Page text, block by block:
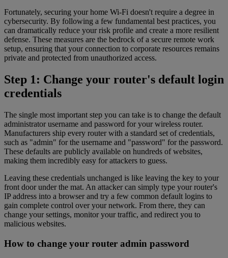
Fortunately, securing your home Wi-Fi doesn't require a degree in
cybersecurity. By following a few fundamental best practices, you
can dramatically reduce your risk profile and create a more resilient
defense. These measures are the bedrock of a secure remote work
setup, ensuring that your connection to corporate resources remains
private and protected from unauthorized access.
Step 1: Change your router's default login
credentials
The single most important step you can take is to change the default
administrator username and password for your wireless router.
Manufacturers ship every router with a standard set of credentials,
such as "admin" for the username and "password" for the password.
These defaults are publicly available on hundreds of websites,
making them incredibly easy for attackers to guess.
Leaving these credentials unchanged is like leaving the key to your
front door under the mat. An attacker can simply type your router's
IP address into a browser and try a few common default logins to
gain complete control over your network. From there, they can
change your settings, monitor your traffic, and redirect you to
malicious websites.
How to change your router admin password